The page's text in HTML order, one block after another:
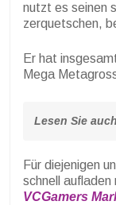
nutzt es seinen
zerquetschen,
Er hat
Mega
Lesen Sie
Für diejenigen
schnell aufladen
VCGamers